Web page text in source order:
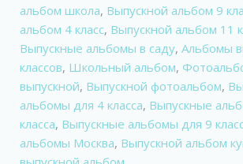
альбом школа, Выпускной альбом 9
альбом 4 класс, Выпускной альбом 11
Выпускные альбомы в саду, Альбомы
классов, Школьный альбом,
выпускной, Выпускной фотоальбом,
альбомы для 4 класса, Выпускные
класса, Выпускные альбомы для 9
альбомы Москва, Выпускной альбом